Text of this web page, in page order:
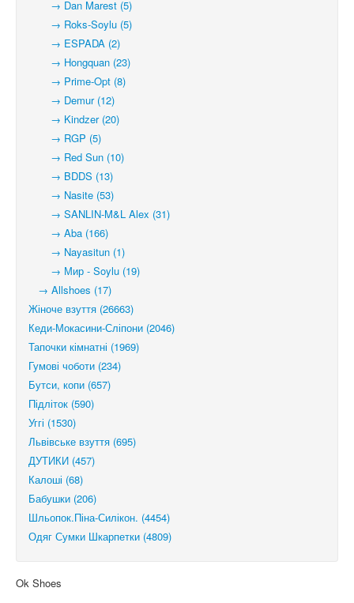
→ Dan Marest (5)
→ Roks-Soylu (5)
→ ESPADA (2)
→ Hongquan (23)
→ Prime-Opt (8)
→ Demur (12)
→ Kindzer (20)
→ RGP (5)
→ Red Sun (10)
→ BDDS (13)
→ Nasite (53)
→ SANLIN-M&L Alex (31)
→ Aba (166)
→ Nayasitun (1)
→ Мир - Soylu (19)
→ Allshoes (17)
Жіноче взуття (26663)
Кеди-Мокасини-Сліпони (2046)
Тапочки кімнатні (1969)
Гумові чоботи (234)
Бутси, копи (657)
Підліток (590)
Уггі (1530)
Львівське взуття (695)
ДУТИКИ (457)
Калоші (68)
Бабушки (206)
Шльопок.Піна-Силікон. (4454)
Одяг Сумки Шкарпетки (4809)
Ok Shoes